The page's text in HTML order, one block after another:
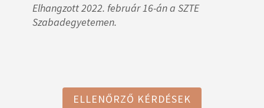
Elhangzott 2022. február 16-án a SZTE
Szabadegyetemen.
ELLENŐRZŐ KÉRDÉSEK